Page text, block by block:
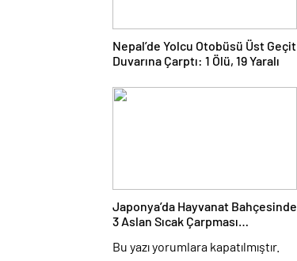
Nepal’de Yolcu Otobüsü Üst Geçit
Duvarına Çarptı: 1 Ölü, 19 Yaralı
Japonya’da Hayvanat Bahçesinde
3 Aslan Sıcak Çarpması
Bu yazı yorumlara kapatılmıştır.